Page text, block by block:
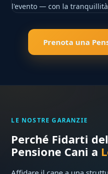
l'evento — con la
Prenota una
LE NOSTRE GARANZIE
Perché Fidarti
Pensione Cani a